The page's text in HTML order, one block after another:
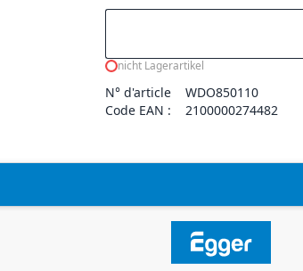
nicht Lagerartikel
N° d'article
WDO850110
Code EAN :
2100000274482